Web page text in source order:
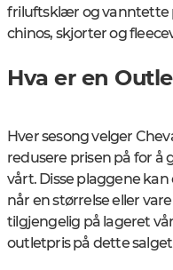
friluftsklær og vanntette
chinos, skjorter og
Hva er en
Hver sesong velger
redusere prisen på for å
vårt. Disse plaggene
når en størrelse eller
tilgjengelig på lageret
outletpris på dette